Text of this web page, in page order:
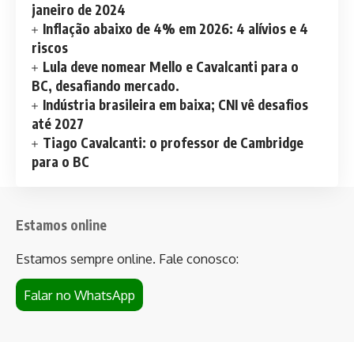
janeiro de 2024
Inflação abaixo de 4% em 2026: 4 alívios e 4
riscos
Lula deve nomear Mello e Cavalcanti para o
BC, desafiando mercado.
Indústria brasileira em baixa; CNI vê desafios
até 2027
Tiago Cavalcanti: o professor de Cambridge
para o BC
Estamos online
Estamos sempre online. Fale conosco:
Falar no WhatsApp